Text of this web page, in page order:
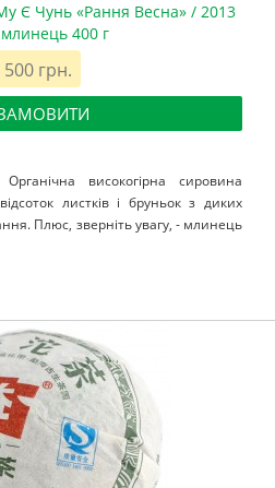
Є Чунь «Рання Весна» / 2013
400 г
500 грн.
високогірна сировина
листків і бруньок з диких
Плюс, зверніть увагу, - млинець